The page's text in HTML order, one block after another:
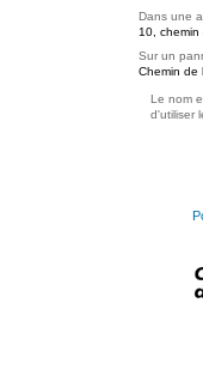
Dans une
10,
Sur un
Chemin de
Le nom
d'utiliser